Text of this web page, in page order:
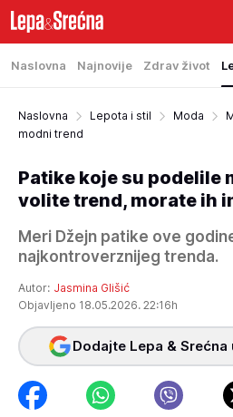
Naslovna Najnovije Zdrav život
Naslovna Lepota i stil Moda
modni trend
Patike koje su podelile
volite trend, morate ih
Meri Džejn patike ove
najkontroverznijeg trenda.
Autor: Jasmina Glišić
Objavljeno 18.05.2026. 22:16h
Dodajte Lepa &